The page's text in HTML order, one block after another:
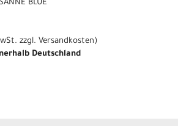
BLUE
zzgl. Versandkosten)
Deutschland